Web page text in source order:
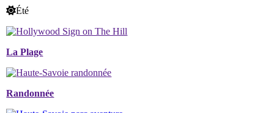
Été
La Plage
Randonnée